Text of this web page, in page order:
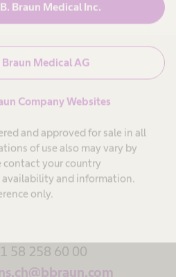
Braun Medical Inc.
Braun Medical AG
Company Websites
and approved for sale in all
of use also may vary by
contact your country
and information.
only.
contact
58 258 60 00